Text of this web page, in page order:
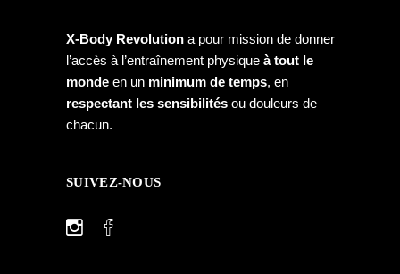
X-Body Revolution a pour mission de donner
l’accès à l’entraînement physique à tout le
monde en un minimum de temps, en
respectant les sensibilités ou douleurs de
chacun.
SUIVEZ-NOUS